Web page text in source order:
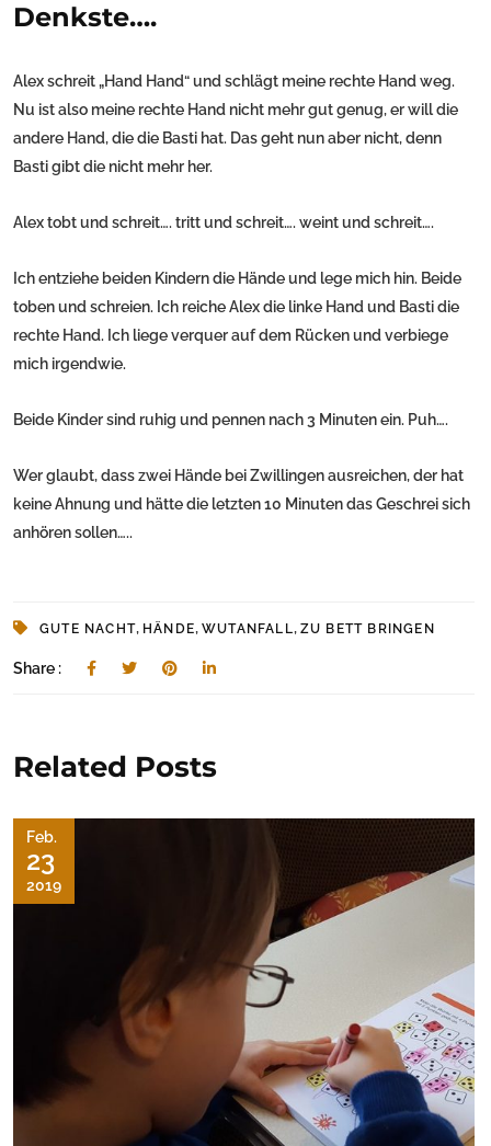
Denkste….
Alex schreit „Hand Hand“ und schlägt meine rechte Hand weg.
Nu ist also meine rechte Hand nicht mehr gut genug, er will die
andere Hand, die die Basti hat. Das geht nun aber nicht, denn
Basti gibt die nicht mehr her.
Alex tobt und schreit…. tritt und schreit…. weint und schreit….
Ich entziehe beiden Kindern die Hände und lege mich hin. Beide
toben und schreien. Ich reiche Alex die linke Hand und Basti die
rechte Hand. Ich liege verquer auf dem Rücken und verbiege
mich irgendwie.
Beide Kinder sind ruhig und pennen nach 3 Minuten ein. Puh….
Wer glaubt, dass zwei Hände bei Zwillingen ausreichen, der hat
keine Ahnung und hätte die letzten 10 Minuten das Geschrei sich
anhören sollen…..
GUTE NACHT, HÄNDE, WUTANFALL, ZU BETT BRINGEN
Share :
Related Posts
Feb.
23
2019